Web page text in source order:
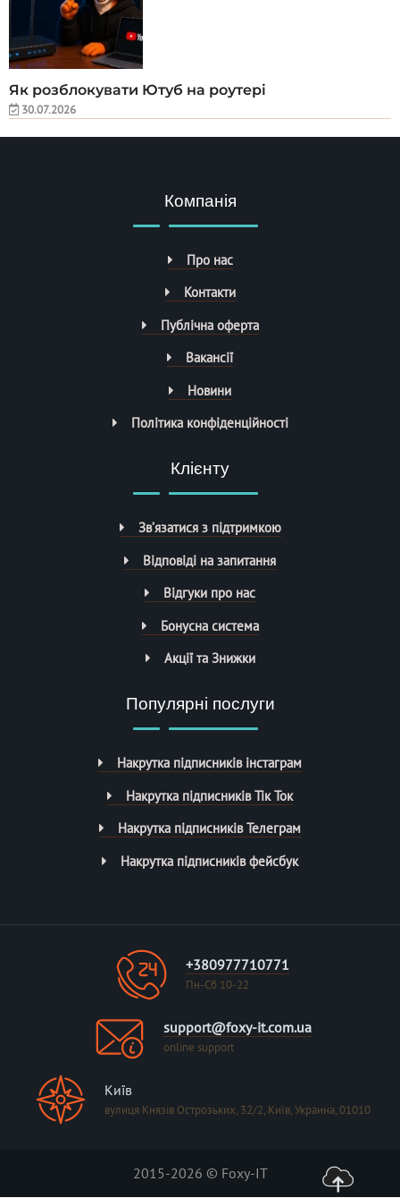
Як розблокувати Ютуб на роутері
30.07.2026
Компанія
Про нас
Контакти
Публічна оферта
Вакансії
Новини
Політика конфіденційності
Клієнту
Зв’язатися з підтримкою
Відповіді на запитання
Відгуки про нас
Бонусна система
Акції та Знижки
Популярні послуги
Накрутка підписників інстаграм
Накрутка підписників Тік Ток
Накрутка підписників Телеграм
Накрутка підписників фейсбук
+380977710771
Пн-Сб 10-22
support@foxy-it.com.ua
online support
Київ
вулиця Князів Острозьких, 32/2, Київ, Украина, 01010
2015-2026 © Foxy-IT